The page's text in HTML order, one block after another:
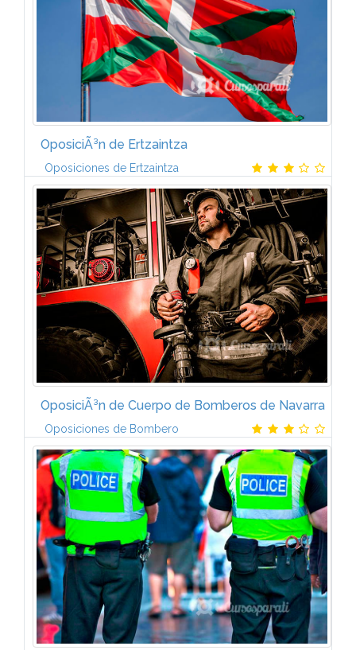
OposiciÃ³n de Ertzaintza
Oposiciones de Ertzaintza
Temarios propios actualizados por nuestro equipo
de preparadores y adecuados a las convocatorias
correspondientes
OposiciÃ³n de Cuerpo de Bomberos de Navarra
Oposiciones de Bombero
* LegislaciÃ³n, Instituciones e Historia de Navarra *
GeografÃ­a de Navarra * Lenguaje * Salvamentos y
extinciÃ³n de incendios * Conocimientos tÃ©cnicos.
20 temas sobre...